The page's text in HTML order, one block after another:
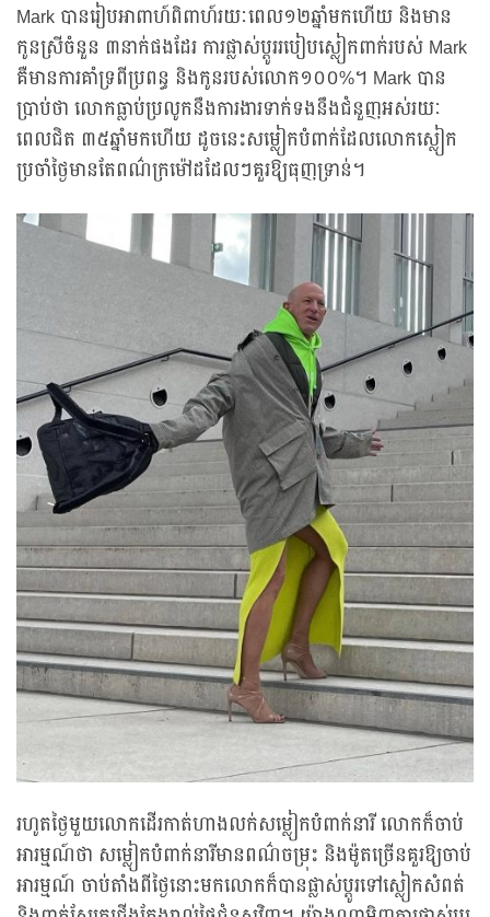
Mark បានរៀបអាពាហ៍ពិពាហ៍រយៈពេល១២ឆ្នាំមកហើយ និងមាន
កូនស្រីចំនួន ៣នាក់ផងដែរ ការផ្លាស់ប្តូររបៀបស្លៀកពាក់របស់ Mark
គឺមានការគាំទ្រពីប្រពន្ធ និងកូនរបស់លោក១០០%។ Mark បាន
ប្រាប់ថា លោកធ្លាប់ប្រលូកនឹងការងារទាក់ទងនឹងជំនួញអស់រយៈ
ពេលជិត ៣៥ឆ្នាំមកហើយ ដូចនេះសម្លៀកបំពាក់ដែលលោកស្លៀក
ប្រចាំថ្ងៃមានតែពណ៌ក្រម៉ៅដដែលៗគួរឱ្យធុញទ្រាន់។
រហូតថ្ងៃមួយលោកដើរកាត់ហាងលក់សម្លៀកបំពាក់នារី លោកក៏ចាប់
អារម្មណ៍ថា សម្លៀកបំពាក់នារីមានពណ៌ចម្រុះ និងម៉ូតច្រើនគួរឱ្យចាប់
អារម្មណ៍ ចាប់តាំងពីថ្ងៃនោះមកលោកក៏បានផ្លាស់ប្តូរទៅស្លៀកសំពត់